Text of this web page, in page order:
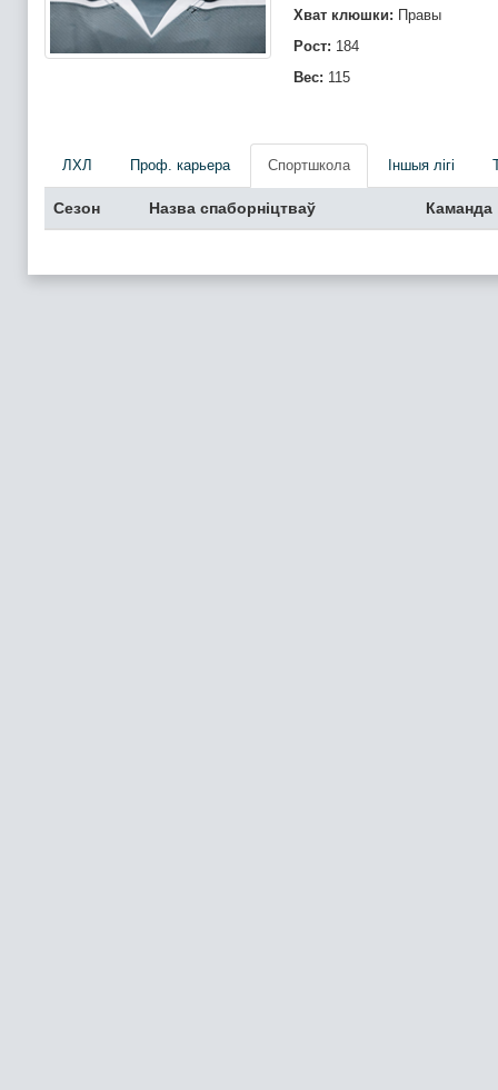
Хват клюшки: Правы
Рост: 184
Вес: 115
ЛХЛ Проф. карьера Спортшкола Iншыя лігі
Сезон Назва спаборніцтваў Каманда